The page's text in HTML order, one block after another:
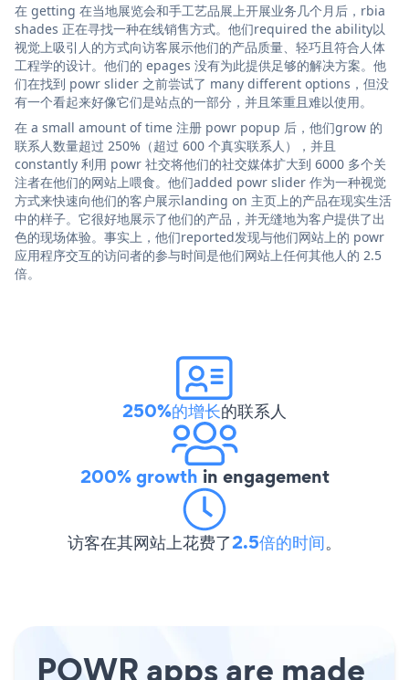
在 getting 在当地展览会和手工艺品展上开展业务几个月后，rbia
shades 正在寻找一种在线销售方式。他们required the ability以
视觉上吸引人的方式向访客展示他们的产品质量、轻巧且符合人体
工程学的设计。他们的 epages 没有为此提供足够的解决方案。他
们在找到 powr slider 之前尝试了 many different options，但没
有一个看起来好像它们是站点的一部分，并且笨重且难以使用。
在 a small amount of time 注册 powr popup 后，他们grow 的
联系人数量超过 250%（超过 600 个真实联系人），并且
constantly 利用 powr 社交将他们的社交媒体扩大到 6000 多个关
注者在他们的网站上喂食。他们added powr slider 作为一种视觉
方式来快速向他们的客户展示landing on 主页上的产品在现实生活
中的样子。它很好地展示了他们的产品，并无缝地为客户提供了出
色的现场体验。事实上，他们reported发现与他们网站上的 powr
应用程序交互的访问者的参与时间是他们网站上任何其他人的 2.5
倍。
250%的增长的联系人
200% growth in engagement
访客在其网站上花费了2.5倍的时间。
POWR apps are made